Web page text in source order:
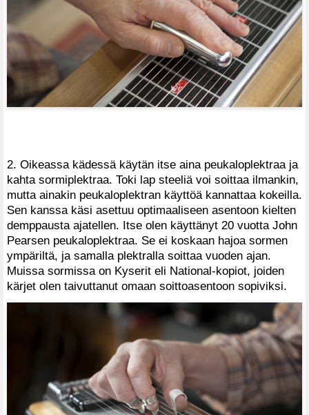
2. Oikeassa kädessä käytän itse aina peukaloplektraa ja
kahta sormiplektraa. Toki lap steeliä voi soittaa ilmankin,
mutta ainakin peukaloplektran käyttöä kannattaa kokeilla.
Sen kanssa käsi asettuu optimaaliseen asentoon kielten
demppausta ajatellen. Itse olen käyttänyt 20 vuotta John
Pearsen peukaloplektraa. Se ei koskaan hajoa sormen
ympäriltä, ja samalla plektralla soittaa vuoden ajan.
Muissa sormissa on Kyserit eli National-kopiot, joiden
kärjet olen taivuttanut omaan soittoasentoon sopiviksi.